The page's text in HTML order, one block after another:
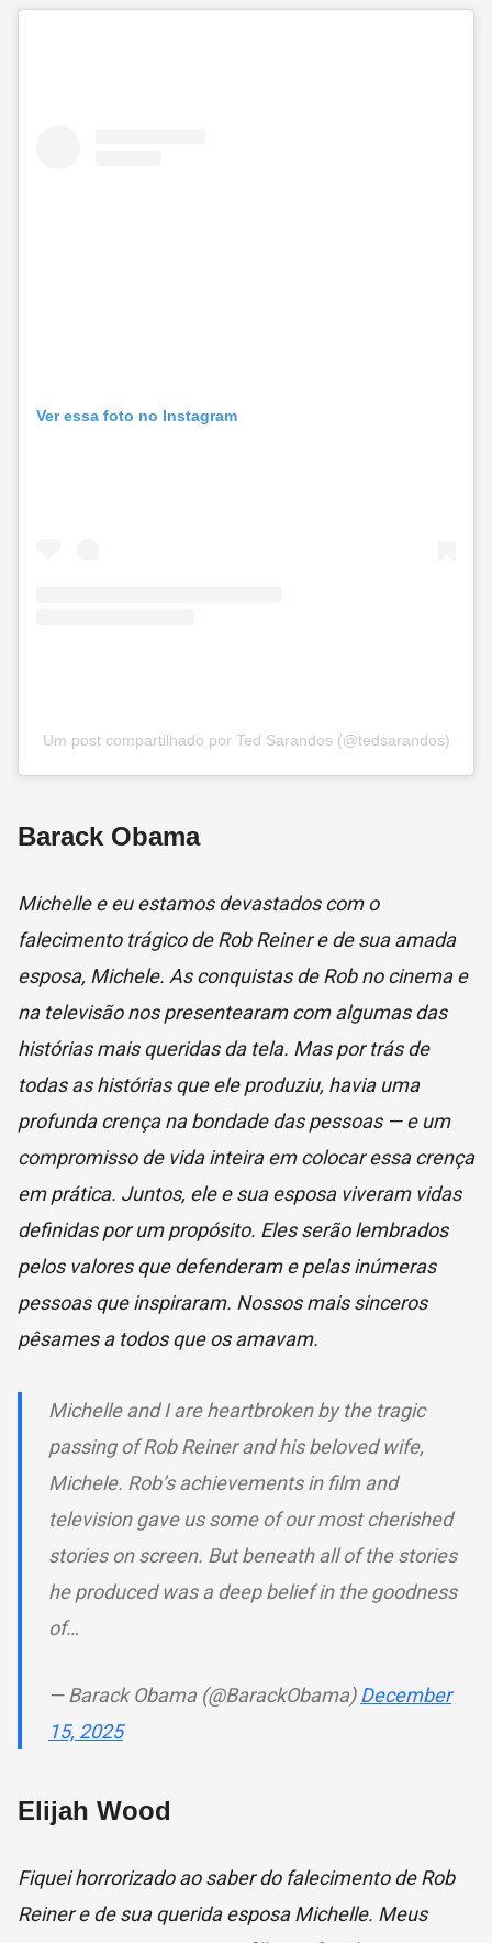
Ver essa foto no Instagram
Um post compartilhado por Ted Sarandos (@tedsarandos)
Barack Obama
Michelle e eu estamos devastados com o
falecimento trágico de Rob Reiner e de sua amada
esposa, Michele. As conquistas de Rob no cinema e
na televisão nos presentearam com algumas das
histórias mais queridas da tela. Mas por trás de
todas as histórias que ele produziu, havia uma
profunda crença na bondade das pessoas — e um
compromisso de vida inteira em colocar essa crença
em prática. Juntos, ele e sua esposa viveram vidas
definidas por um propósito. Eles serão lembrados
pelos valores que defenderam e pelas inúmeras
pessoas que inspiraram. Nossos mais sinceros
pêsames a todos que os amavam.
Michelle and I are heartbroken by the tragic
passing of Rob Reiner and his beloved wife,
Michele. Rob’s achievements in film and
television gave us some of our most cherished
stories on screen. But beneath all of the stories
he produced was a deep belief in the goodness
of…
— Barack Obama (@BarackObama)December
15, 2025
Elijah Wood
Fiquei horrorizado ao saber do falecimento de Rob
Reiner e de sua querida esposa Michelle. Meus